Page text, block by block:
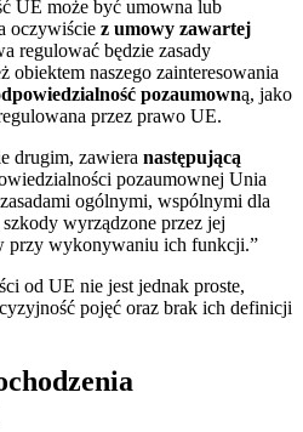
UE może być umowna lub
oczywiście z umowy zawartej
regulować będzie zasady
obiektem naszego zainteresowania
pozaumowną, jako
przez prawo UE.
drugim, zawiera następującą
pozaumownej Unia
ogólnymi, wspólnymi dla
wyrządzone przez jej
przy wykonywaniu ich funkcji.”
od UE nie jest jednak proste,
pojęć oraz brak ich definicji